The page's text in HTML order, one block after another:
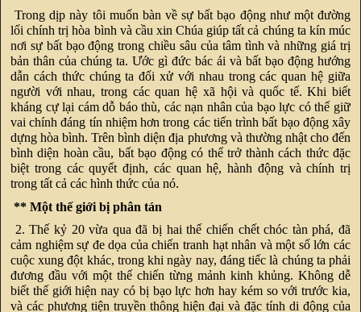
Trong dịp này tôi muốn bàn về sự bất bạo động như một đường
lối chính trị hòa bình và cầu xin Chúa giúp tất cả chúng ta kín múc
nơi sự bất bạo động trong chiều sâu của tâm tình và những giá trị
bản thân của chúng ta. Ước gì đức bác ái và bất bạo động hướng
dẫn cách thức chúng ta đối xử với nhau trong các quan hệ giữa
người với nhau, trong các quan hệ xã hội và quốc tế. Khi biết
kháng cự lại cám dỗ báo thù, các nạn nhân của bạo lực có thể giữ
vai chính đáng tín nhiệm hơn trong các tiến trình bất bạo động xây
dựng hòa bình. Trên bình diện địa phương và thường nhật cho đến
bình diện hoàn cầu, bất bạo động có thể trở thành cách thức đặc
biệt trong các quyết định, các quan hệ, hành động và chính trị
trong tất cả các hình thức của nó.
** Một thế giới bị phân tán
2. Thế kỷ 20 vừa qua đã bị hai thế chiến chết chóc tàn phá, đã
cảm nghiệm sự đe dọa của chiến tranh hạt nhân và một số lớn các
cuộc xung đột khác, trong khi ngày nay, đáng tiếc là chúng ta phải
đương đầu với một thế chiến từng mảnh kinh khủng. Không dễ
biết thế giới hiện nay có bị bạo lực hơn hay kém so với trước kia,
và các phương tiện truyền thông hiện đại và đặc tính di động của